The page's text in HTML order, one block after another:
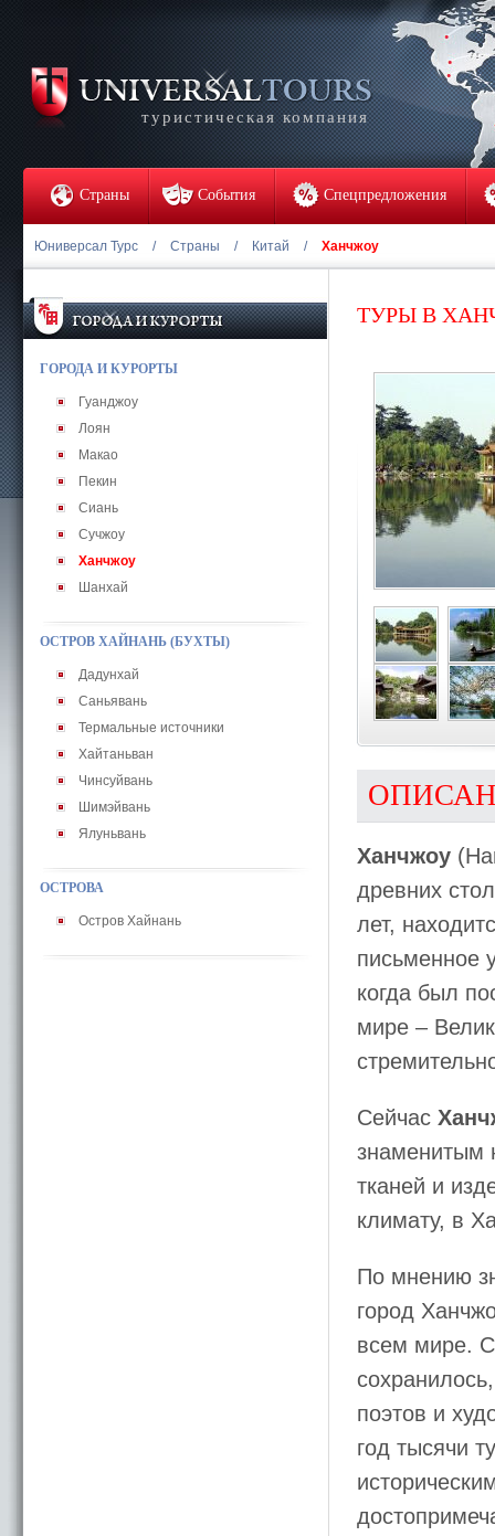
туристическая компания
Страны События Спецпредложения
Юниверсал Турс / Страны / Китай / Ханчжоу
ГОРОДА И КУРОРТЫ
Гуанджоу
Лоян
Макао
Пекин
Сиань
Сучжоу
Ханчжоу
Шанхай
ОСТРОВ ХАЙНАНЬ (БУХТЫ)
Дадунхай
Саньявань
Термальные источники
Хайтаньван
Чинсуйвань
Шимэйвань
Ялуньвань
ОСТРОВА
Остров Хайнань
ТУРЫ В
Ханчжоу
древних
лет,
письменное
когда был
мире –
Сейчас
знаменитым
тканей и
климату, в
По мнению
город
всем мире.
поэтов и
год тысячи